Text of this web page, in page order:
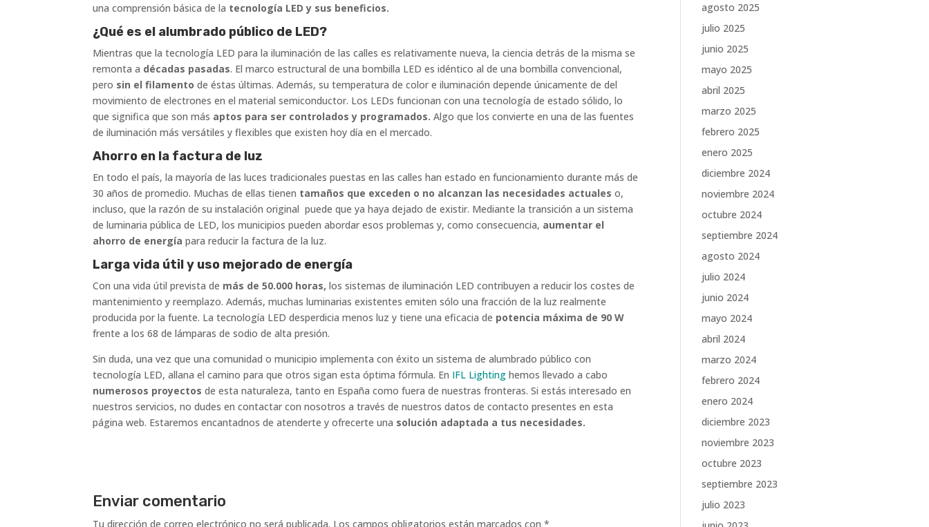
una comprensión básica de la tecnología LED y sus beneficios.
¿Qué es el alumbrado público de LED?
Mientras que la tecnología LED para la iluminación de las calles es relativamente nueva, la ciencia detrás de la misma se
remonta a décadas pasadas. El marco estructural de una bombilla LED es idéntico al de una bombilla convencional,
pero sin el filamentode éstas últimas. Además, su temperatura de color e iluminación depende únicamente de del
movimiento de electrones en el material semiconductor. Los LEDs funcionan con una tecnología de estado sólido, lo
que significa que son más aptos para ser controlados y programados. Algo que los convierte en una de las fuentes
de iluminación más versátiles y flexibles que existen hoy día en el mercado.
Ahorro en la factura de luz
En todo el país, la mayoría de las luces tradicionales puestas en las calles han estado en funcionamiento durante más de
30 años de promedio. Muchas de ellas tienen tamaños que exceden o no alcanzan las necesidades actuales o,
incluso, que la razón de su instalación original puede que ya haya dejado de existir. Mediante la transición a un sistema
de luminaria pública de LED, los municipios pueden abordar esos problemas y, como consecuencia, aumentar el
ahorro de energía para reducir la factura de la luz.
Larga vida útil y uso mejorado de energía
Con una vida útil prevista de más de 50.000 horas, los sistemas de iluminación LED contribuyen a reducir los costes de
mantenimiento y reemplazo. Además, muchas luminarias existentes emiten sólo una fracción de la luz realmente
producida por la fuente. La tecnología LED desperdicia menos luz y tiene una eficacia de potencia máxima de 90 W
frente a los 68 de lámparas de sodio de alta presión.
Sin duda, una vez que una comunidad o municipio implementa con éxito un sistema de alumbrado público con
tecnología LED, allana el camino para que otros sigan esta óptima fórmula. En IFL Lighting hemos llevado a cabo
numerosos proyectos de esta naturaleza, tanto en España como fuera de nuestras fronteras. Si estás interesado en
nuestros servicios, no dudes en contactar con nosotros a través de nuestros datos de contacto presentes en esta
página web. Estaremos encantadnos de atenderte y ofrecerte una solución adaptada a tus necesidades.
Enviar comentario
Tu dirección de correo electrónico no será publicada. Los campos obligatorios están marcados con*
agosto 2025
julio 2025
junio 2025
mayo 2025
abril 2025
marzo 2025
febrero 2025
enero 2025
diciembre 2024
noviembre 2024
octubre 2024
septiembre 2024
agosto 2024
julio 2024
junio 2024
mayo 2024
abril 2024
marzo 2024
febrero 2024
enero 2024
diciembre 2023
noviembre 2023
octubre 2023
septiembre 2023
julio 2023